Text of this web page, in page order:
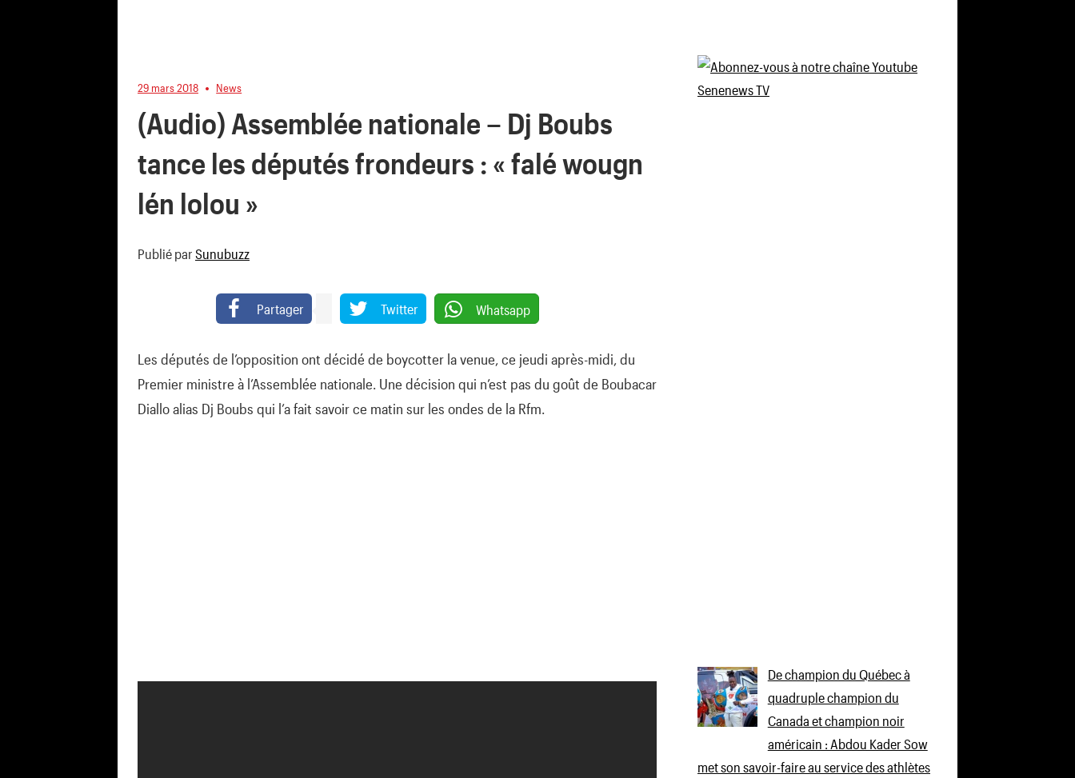
29 mars 2018 News
(Audio) Assemblée nationale – Dj Boubs
tance les députés frondeurs : « falé wougn
lén lolou »
Publié par Sunubuzz
Partager Twitter Whatsapp
Les députés de l’opposition ont décidé de boycotter la venue, ce jeudi après-midi, du
Premier ministre à l’Assemblée nationale. Une décision qui n’est pas du goût de Boubacar
Diallo alias Dj Boubs qui l’a fait savoir ce matin sur les ondes de la Rfm.
De champion du Québec à
quadruple champion du
Canada et champion noir
américain : Abdou Kader Sow
met son savoir-faire au service des athlètes